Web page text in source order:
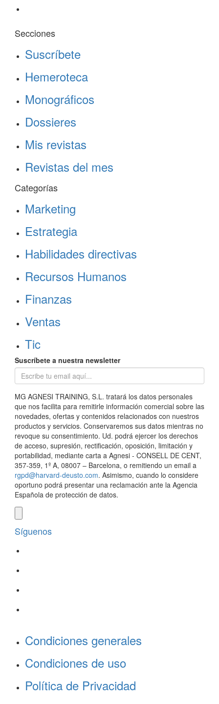
Secciones
Suscríbete
Hemeroteca
Monográficos
Dossieres
Mis revistas
Revistas del mes
Categorías
Marketing
Estrategia
Habilidades directivas
Recursos Humanos
Finanzas
Ventas
Tic
Suscríbete a nuestra newsletter
MG AGNESI TRAINING, S.L. tratará los datos personales
que nos facilita para remitirle información comercial sobre las
novedades, ofertas y contenidos relacionados con nuestros
productos y servicios. Conservaremos sus datos mientras no
revoque su consentimiento. Ud. podrá ejercer los derechos
de acceso, supresión, rectificación, oposición, limitación y
portabilidad, mediante carta a Agnesi - CONSELL DE CENT,
357-359, 1º A, 08007 – Barcelona, o remitiendo un email a
rgpd@harvard-deusto.com. Asimismo, cuando lo considere
oportuno podrá presentar una reclamación ante la Agencia
Española de protección de datos.
Síguenos
Condiciones generales
Condiciones de uso
Política de Privacidad